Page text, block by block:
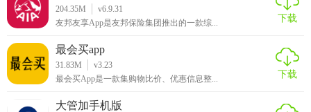
204.35M
v6.9.31
友邦友享App是友邦保险集团推出的一款综...
下载
最会买app
31.83M
v3.23
最会买App是一款集购物比价、优惠信息整...
下载
大管加手机版